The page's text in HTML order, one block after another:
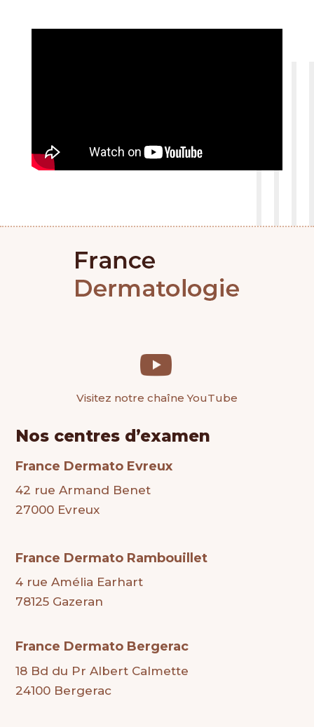
Visitez notre chaîne YouTube
Nos centres d’examen
France Dermato Evreux
42 rue Armand Benet
27000 Evreux
France Dermato Rambouillet
4 rue Amélia Earhart
78125 Gazeran
France Dermato Bergerac
18 Bd du Pr Albert Calmette
24100 Bergerac